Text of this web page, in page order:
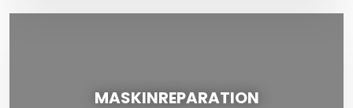
MASKINREPARATION